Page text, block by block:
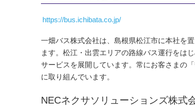
https://bus.ichibata.co.jp/
一畑バス株式会社は、島根県松江市に本社を
ます。松江・出雲エリアの路線バス運行をは
サービスを展開しています。常にお客さまの
に取り組んでいます。
NECネクサソリューションズ株式